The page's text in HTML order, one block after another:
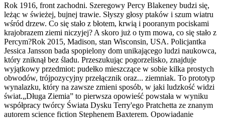
Rok 1916, front zachodni. Szeregowy Percy Blakeney budzi się,
leżąc w świeżej, bujnej trawie. Słyszy głosy ptaków i szum wiatru
wśród drzew. Co się stało z błotem, krwią i pooranym pociskami
krajobrazem ziemi niczyjej? A skoro już o tym mowa, co się stało z
Percym?Rok 2015, Madison, stan Wisconsin, USA. Policjantka
Jessica Jansson bada spopielony dom unikającego ludzi naukowca,
który zniknął bez śladu. Przeszukując pogorzelisko, znajduje
wyjątkowy przedmiot: pudełko mieszczące w sobie kilka prostych
obwodów, trójpozycyjny przełącznik oraz... ziemniak. To prototyp
wynalazku, który na zawsze zmieni sposób, w jaki ludzkość widzi
świat.„Długa Ziemia” to pierwsza opowieść powstała w wyniku
współpracy twórcy Świata Dysku Terry'ego Pratchetta ze znanym
autorem science fiction Stephenem Baxterem. Opowiadanie